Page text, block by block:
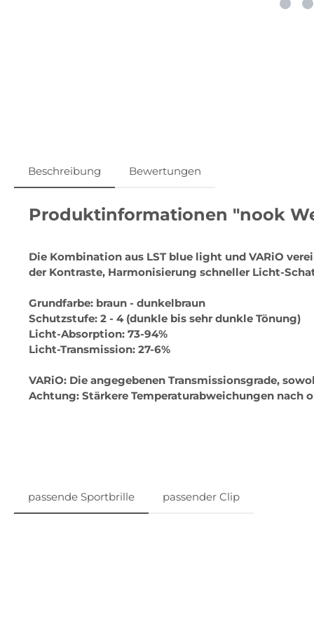
Beschreibung Bewertungen
Produktinformationen "nook
Die Kombination aus LST blue light und VARiO
der Kontraste, Harmonisierung schneller Licht-
Grundfarbe: braun - dunkelbraun
Schutzstufe: 2 - 4 (dunkle bis sehr dunkle Tönung)
Licht-Absorption: 73-94%
Licht-Transmission: 27-6%
VARiO: Die angegebenen Transmissionsgrade,
Achtung: Stärkere Temperaturabweichungen nach
passende Sportbrille passender Clip